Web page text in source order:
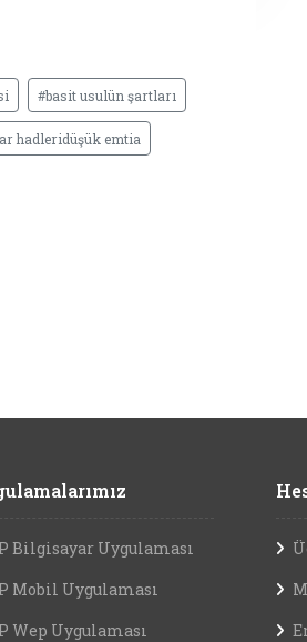
#basit usulün şartları
hadleridüşük emtia
Bilgisayar Uygulaması
Mobil Uygulaması
Wep Uygulaması